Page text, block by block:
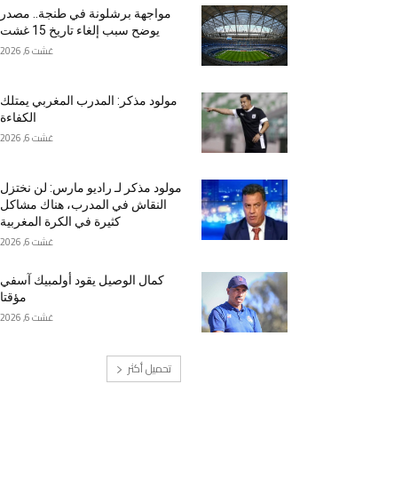
مواجهة برشلونة في طنجة.. مصدر
يوضح سبب إلغاء تاريخ 15 غشت
غشت 6, 2026
مولود مذكر: المدرب المغربي يمتلك
الكفاءة
غشت 6, 2026
مولود مذكر لـ راديو مارس: لن نختزل
النقاش في المدرب، هناك مشاكل
كثيرة في الكرة المغربية
غشت 6, 2026
كمال الوصيل يقود أولمبيك آسفي
مؤقتا
غشت 6, 2026
تحميل أكثر